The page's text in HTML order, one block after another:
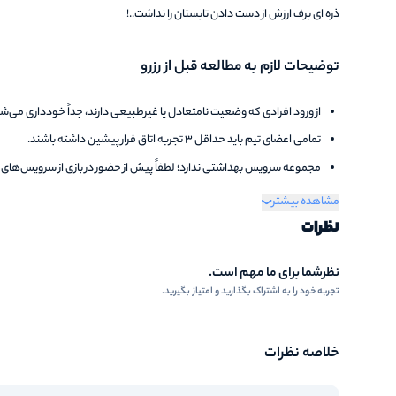
ذره ای برف ارزش از دست دادن تابستان را نداشت..!
توضیحات لازم به مطالعه قبل از رزرو
از ورود افرادی که وضعیت نامتعادل یا غیرطبیعی دارند، جداً خودداری
تمامی اعضای تیم باید حداقل ۳ تجربه اتاق فرار پیشین داشته باشند.
مجموعه سرویس بهداشتی ندارد؛ لطفاً پیش از حضور در بازی از سرویس‌های
لطفاً حتماً به زمان شروع سانس و شرایط ترافیک منطقه توجه داشته باشید؛ حتی ۱ دقیقه تأخیر در روند بازی شما
تأخیر بیش از ۱۵ دقیقه منجر به کنسل شدن سانس خواهد شد و مبلغ پیش‌پرداخت به هیچ عنوان قابل استرداد نیست.
مشاهده بیشتر
نظرات
نظرشما برای ما مهم است.
تجربه خود را به اشتراک بگذارید و امتیاز بگیرید.
خلاصه نظرات